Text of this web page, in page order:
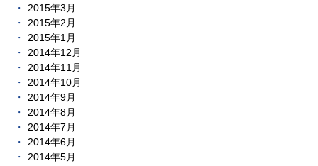
2015年3月
2015年2月
2015年1月
2014年12月
2014年11月
2014年10月
2014年9月
2014年8月
2014年7月
2014年6月
2014年5月